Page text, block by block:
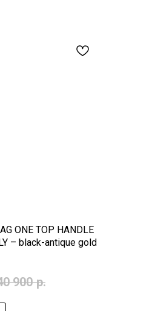
ONE TOP HANDLE
– black-antique gold
900 р.